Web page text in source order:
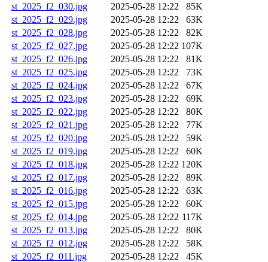
st_2025_f2_030.jpg
2025-05-28 12:22
85K
st_2025_f2_029.jpg
2025-05-28 12:22
63K
st_2025_f2_028.jpg
2025-05-28 12:22
82K
st_2025_f2_027.jpg
2025-05-28 12:22 107K
st_2025_f2_026.jpg
2025-05-28 12:22
81K
st_2025_f2_025.jpg
2025-05-28 12:22
73K
st_2025_f2_024.jpg
2025-05-28 12:22
67K
st_2025_f2_023.jpg
2025-05-28 12:22
69K
st_2025_f2_022.jpg
2025-05-28 12:22
80K
st_2025_f2_021.jpg
2025-05-28 12:22
77K
st_2025_f2_020.jpg
2025-05-28 12:22
59K
st_2025_f2_019.jpg
2025-05-28 12:22
60K
st_2025_f2_018.jpg
2025-05-28 12:22 120K
st_2025_f2_017.jpg
2025-05-28 12:22
89K
st_2025_f2_016.jpg
2025-05-28 12:22
63K
st_2025_f2_015.jpg
2025-05-28 12:22
60K
st_2025_f2_014.jpg
2025-05-28 12:22 117K
st_2025_f2_013.jpg
2025-05-28 12:22
80K
st_2025_f2_012.jpg
2025-05-28 12:22
58K
st_2025_f2_011.jpg
2025-05-28 12:22
45K